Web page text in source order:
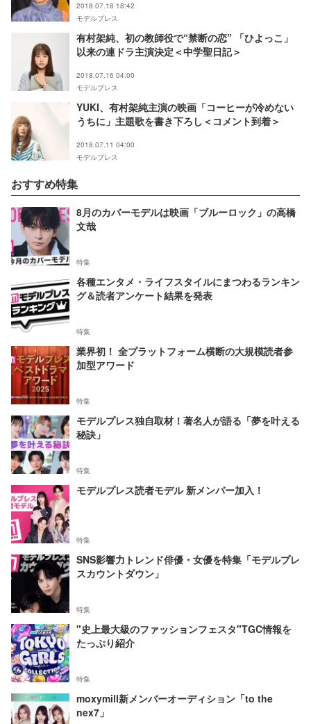
2018.07.18 18:42
モデルプレス
有村架純、初の教師役で“禁断の恋” 「ひよっこ」
以来の連ドラ主演決定＜中学聖日記＞
2018.07.16 04:00
モデルプレス
YUKI、有村架純主演の映画「コーヒーが冷めない
うちに」主題歌を書き下ろし＜コメント到着＞
2018.07.11 04:00
モデルプレス
おすすめ特集
8月のカバーモデルは映画「ブルーロック」の高橋
文哉
特集
各種エンタメ・ライフスタイルにまつわるランキン
グ＆読者アンケート結果を発表
特集
業界初！ 全プラットフォーム横断の大規模読者参
加型アワード
特集
モデルプレス独自取材！著名人が語る「夢を叶える
秘訣」
特集
モデルプレス読者モデル 新メンバー加入！
特集
SNS影響力トレンド俳優・女優を特集「モデルプレ
スカウントダウン」
特集
"史上最大級のファッションフェスタ"TGC情報を
たっぷり紹介
特集
moxymill新メンバーオーディション「to the
nex7」